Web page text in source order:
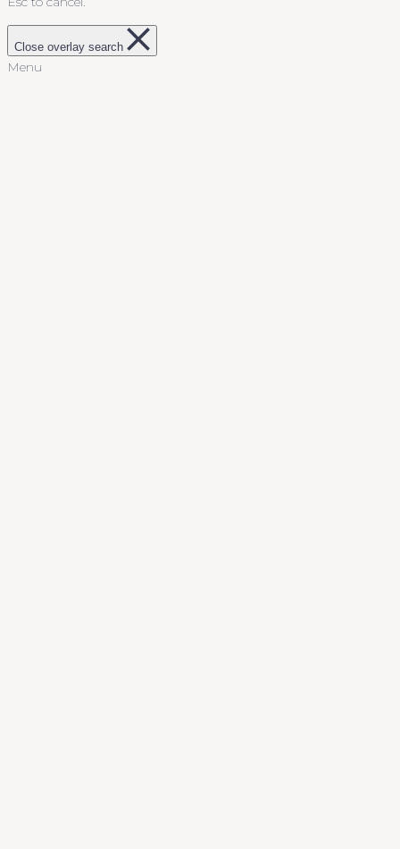
Close overlay search
Menu